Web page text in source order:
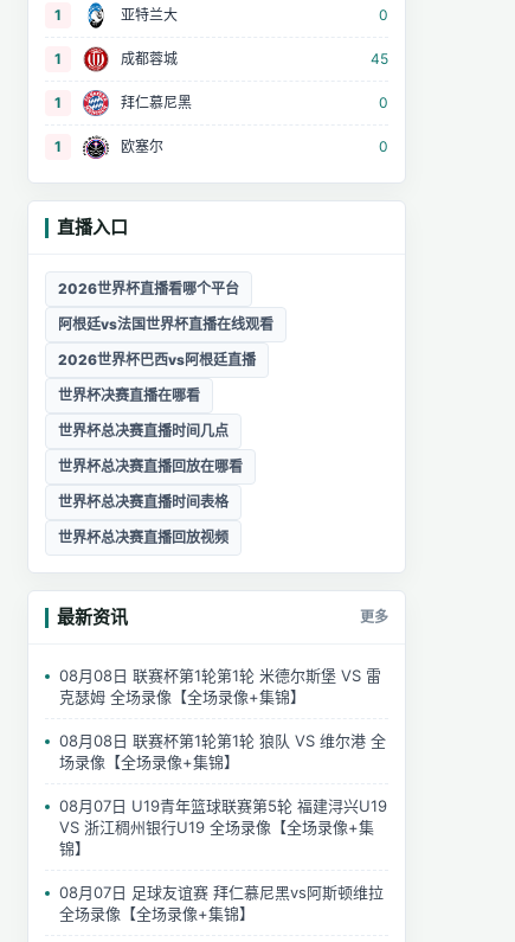
1 亚特兰大 0
1 成都蓉城 45
1 拜仁慕尼黑 0
1 欧塞尔 0
直播入口
2026世界杯直播看哪个平台
阿根廷vs法国世界杯直播在线观看
2026世界杯巴西vs阿根廷直播
世界杯决赛直播在哪看
世界杯总决赛直播时间几点
世界杯总决赛直播回放在哪看
世界杯总决赛直播时间表格
世界杯总决赛直播回放视频
最新资讯 更多
08月08日 联赛杯第1轮第1轮 米德尔斯堡 VS 雷
克瑟姆 全场录像【全场录像+集锦】
08月08日 联赛杯第1轮第1轮 狼队 VS 维尔港 全
场录像【全场录像+集锦】
08月07日 U19青年篮球联赛第5轮 福建浔兴U19
VS 浙江稠州银行U19 全场录像【全场录像+集
锦】
08月07日 足球友谊赛 拜仁慕尼黑vs阿斯顿维拉
全场录像【全场录像+集锦】